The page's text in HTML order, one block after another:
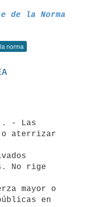
de la Norma
norma
o aterrizar
No rige
mayor o
en